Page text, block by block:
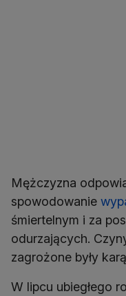
Mężczyzna
spowodowanie
śmiertelnym i za
odurzających.
zagrożone były
W lipcu ubiegłego